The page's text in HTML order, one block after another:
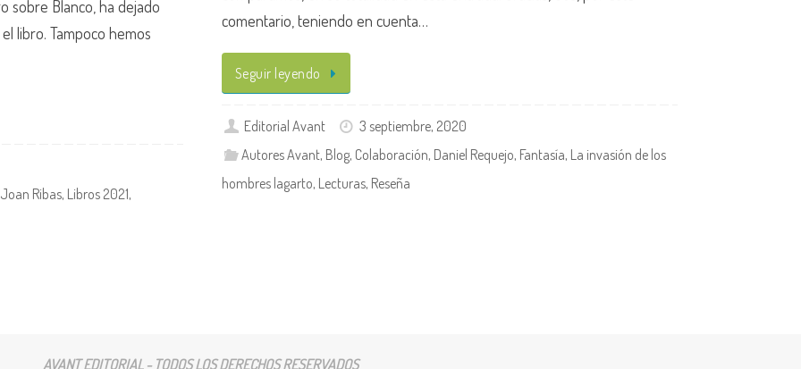
sobre Blanco, ha dejado
libro. Tampoco hemos
Joan Ribas, Libros 2021,
comentario, teniendo en cuenta…
Seguir leyendo
Editorial Avant
3 septiembre, 2020
Autores Avant, Blog, Colaboración, Daniel Requejo, Fantasía, La invasión de los
hombres lagarto, Lecturas, Reseña
AVANT EDITORIAL - TODOS LOS DERECHOS RESERVADOS